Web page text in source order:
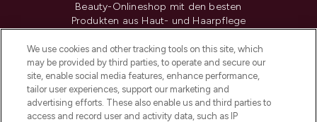
Beauty-Onlineshop mit den besten
Produkten aus Haut- und Haarpflege
renommierten Marken. Shoppe online
oder über die App mit kostenloser
Lieferung ab einem Einkaufswert von 30€.
Cookie-Einwilligung
We use cookies and other tracking tools on this site, which
may be provided by third parties, to operate and secure our
site, enable social media features, enhance performance,
tailor user experiences, support our marketing and
advertising efforts. These also enable us and third parties to
access and record user and activity data, such as IP